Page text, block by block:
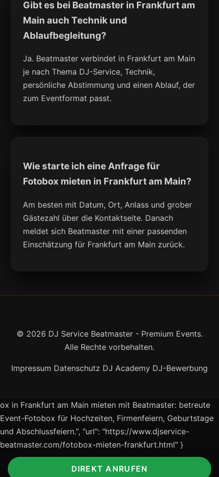
Gibt es bei Beatmaster in Frankfurt am
Main auch Technik und
Ablaufbegleitung?
Ja. Beatmaster verbindet in Frankfurt am Main
je nach Thema DJ-Service, Technik,
persönliche Abstimmung und einen Ablauf, der
zum Eventformat passt.
Wie starte ich eine Anfrage für
Fotobox mieten in Frankfurt am Main?
Am besten mit Datum, Ort, Anlass und grober
Gästezahl über die Kontaktseite. Danach
meldet sich Beatmaster mit einer passenden
Einschätzung für Frankfurt am Main zurück.
© 2026 DJ Service Beatmaster - Premium Events.
Alle Rechte vorbehalten.
Impressum Datenschutz DJ Academy DJ-Bewerbung
DIREKT ANRUFEN
ox in Frankfurt am Main mieten mit Beatmaster: betreute
Event-Fotobox für Hochzeiten, Firmenfeiern, Geburtstage
und Abschlussfeiern.", "url": "https://www.djservice-
beatmaster.com/fotobox-mieten-frankfurt.html" }